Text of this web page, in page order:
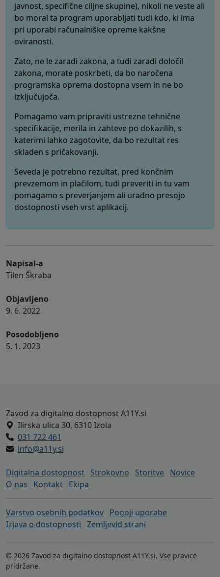
javnost, specifične ciljne skupine), nikoli ne veste ali
bo moral ta program uporabljati tudi kdo, ki ima
pri uporabi računalniške opreme kakšne
oviranosti.
Zato, ne le zaradi zakona, a tudi zaradi določil
zakona, morate poskrbeti, da bo naročena
programska oprema dostopna vsem in ne bo
izključujoča.
Pomagamo vam pripraviti ustrezne tehnične
specifikacije, merila in zahteve po dokazilih, s
katerimi lahko zagotovite, da bo rezultat res
skladen s pričakovanji.
Seveda je potrebno rezultat, pred končnim
prevzemom in plačilom, tudi preveriti in tu vam
pomagamo s preverjanjem ali uradno presojo
dostopnosti vseh vrst aplikacij.
Napisal-a
Tilen Škraba
Objavljeno
9. 6. 2022
Posodobljeno
5. 1. 2023
Noga strani - naslov zavoda A11Y in
Zavod za digitalno dostopnost A11Y.si
Ilirska ulica 30, 6310 Izola
031 722 461
info@a11y.si
Digitalna dostopnost Strokovno Storitve
Novice
O nas
Kontakt Ekipa
Varstvo osebnih podatkov Pogoji uporabe
Izjava o dostopnosti Zemljevid strani
© 2026 Zavod za digitalno dostopnost A11Y.si. Vse pravice
pridržane.